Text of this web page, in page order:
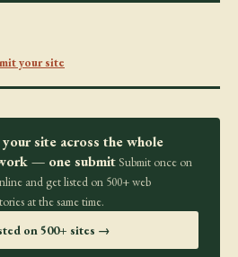
your site
site across the whole
— one submit Submit once on
and get listed on 500+ web
at the same time.
on 500+ sites →